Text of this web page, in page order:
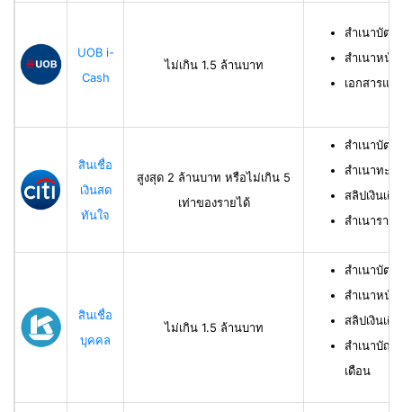
UOB i-
Cash
ไม่เกิน 1.5 ล้านบาท
สำเนาบัตร
สำเนาหน้
เอกสารแส
สินเชื่อ
เงินสด
ทันใจ
สูงสุด 2 ล้านบาท หรือไม่เกิน 5
เท่าของรายได้
สำเนาบัตร
สำเนาทะเ
สลิปเงินเดื
สำเนาราย
สินเชื่อ
บุคคล
ไม่เกิน 1.5 ล้านบาท
สำเนาบัตร
สำเนาหน้
สลิปเงินเดื
สำเนาบัญชี
เดือน